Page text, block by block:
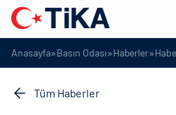
Anasayfa»Basın Odası»Haberler»
Tüm Haberler